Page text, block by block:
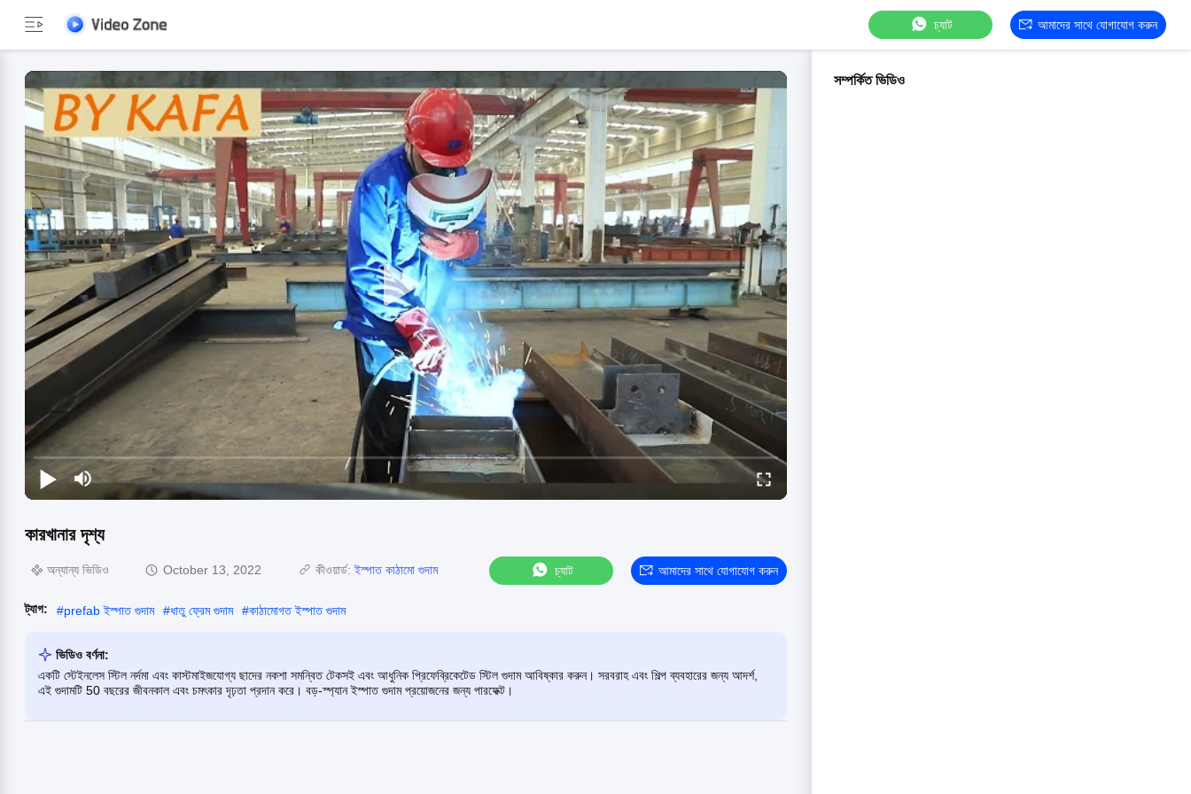
চ্যাট আমাদের সাথে যোগাযোগ করুন
কারখানার দৃশ্য
অন্যান্য ভিডিও October 13, 2022 কীওয়ার্ড:ইস্পাত কাঠামো গুদাম চ্যাট আমাদের সাথে যোগাযোগ করুন
ট্যাগ: #prefab ইস্পাত গুদাম #ধাতু ফ্রেম গুদাম #কাঠামোগত ইস্পাত গুদাম
ভিডিও বর্ণনা:
একটি স্টেইনলেস স্টিল নর্দমা এবং কাস্টমাইজযোগ্য ছাদের নকশা সমন্বিত টেকসই এবং আধুনিক প্রিফেব্রিকেটেড স্টিল গুদাম আবিষ্কার করুন। সরবরাহ এবং শিল্প ব্যবহারের জন্য আদর্শ,
এই গুদামটি 50 বছরের জীবনকাল এবং চমৎকার দৃঢ়তা প্রদান করে। বড়-স্প্যান ইস্পাত গুদাম প্রয়োজনের জন্য পারফেক্ট।
সম্পর্কিত ভিডিও